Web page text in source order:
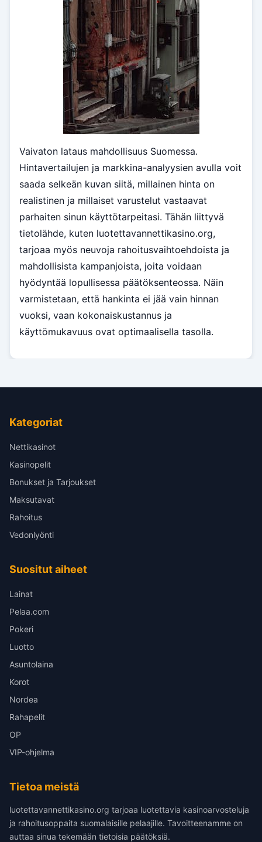
Vaivaton lataus mahdollisuus Suomessa.
Hintavertailujen ja markkina-analyysien avulla voit
saada selkeän kuvan siitä, millainen hinta on
realistinen ja millaiset varustelut vastaavat
parhaiten sinun käyttötarpeitasi. Tähän liittyvä
tietolähde, kuten luotettavannettikasino.org,
tarjoaa myös neuvoja rahoitusvaihtoehdoista ja
mahdollisista kampanjoista, joita voidaan
hyödyntää lopullisessa päätöksenteossa. Näin
varmistetaan, että hankinta ei jää vain hinnan
vuoksi, vaan kokonaiskustannus ja
käyttömukavuus ovat optimaalisella tasolla.
Kategoriat
Nettikasinot
Kasinopelit
Bonukset ja Tarjoukset
Maksutavat
Rahoitus
Vedonlyönti
Suositut aiheet
Lainat
Pelaa.com
Pokeri
Luotto
Asuntolaina
Korot
Nordea
Rahapelit
OP
VIP-ohjelma
Tietoa meistä
luotettavannettikasino.org tarjoaa luotettavia kasinoarvosteluja
ja rahoitusoppaita suomalaisille pelaajille. Tavoitteenamme on
auttaa sinua tekemään tietoisia päätöksiä.